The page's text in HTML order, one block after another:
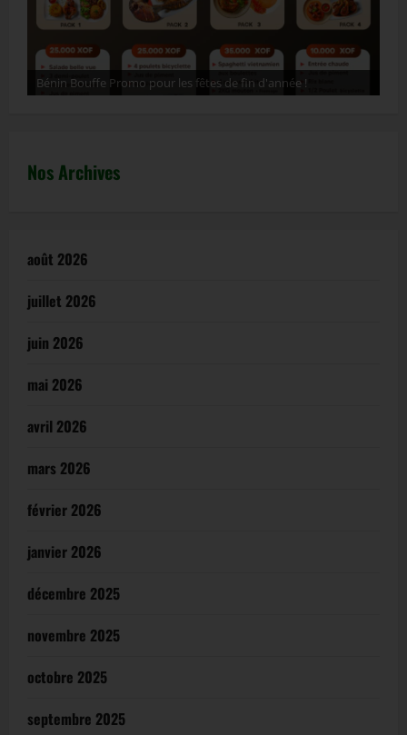
Bénin Bouffe Promo pour les fêtes de fin d'année !
Nos Archives
août 2026
juillet 2026
juin 2026
mai 2026
avril 2026
mars 2026
février 2026
janvier 2026
décembre 2025
novembre 2025
octobre 2025
septembre 2025